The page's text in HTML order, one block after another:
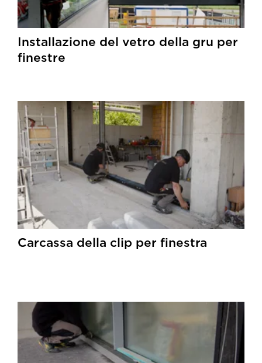
Installazione del vetro della gru per
finestre
Carcassa della clip per finestra